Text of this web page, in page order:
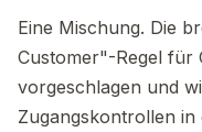
Eine Mischung. Die
Customer"-Regel für
vorgeschlagen und
Zugangskontrollen